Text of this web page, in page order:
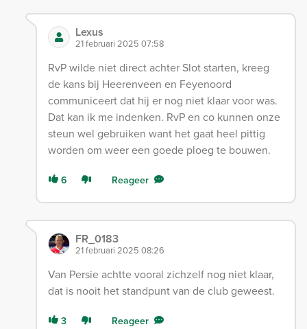
Lexus
21 februari 2025 07:58
RvP wilde niet direct achter Slot starten, kreeg
de kans bij Heerenveen en Feyenoord
communiceert dat hij er nog niet klaar voor was.
Dat kan ik me indenken. RvP en co kunnen onze
steun wel gebruiken want het gaat heel pittig
worden om weer een goede ploeg te bouwen.
6 Reageer
FR_0183
21 februari 2025 08:26
Van Persie achtte vooral zichzelf nog niet klaar,
dat is nooit het standpunt van de club geweest.
3 Reageer